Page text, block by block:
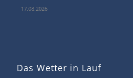
17.08.2026
Das Wetter in Lauf